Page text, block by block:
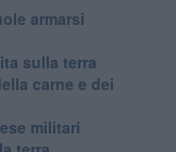
armarsi
sulla terra
carne e dei
militari